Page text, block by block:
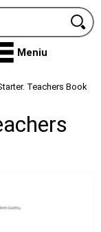
Meniu
Teachers Book